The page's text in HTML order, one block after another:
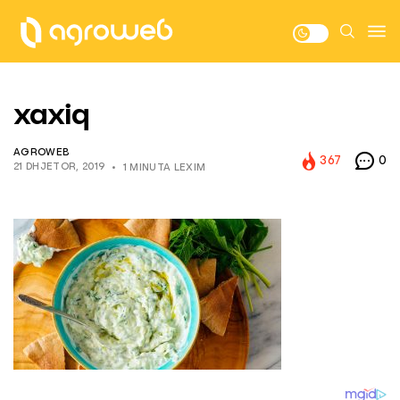
xaxiq
AGROWEB
21 DHJETOR, 2019
1 MINUTA LEXIM
367 0